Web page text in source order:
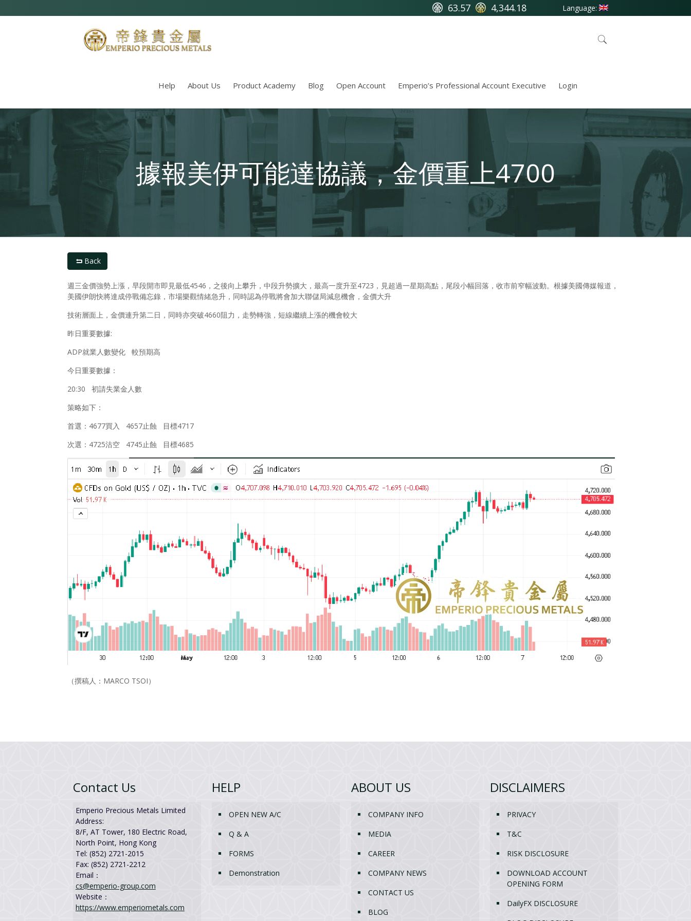
Language:
4,344.18
63.57
Help About Us Product Academy Blog Open Account Emperio’s Professional Account Executive Login
據報美伊可能達協議，金價重上4700
Back
週三金價強勢上漲，早段開市即見最低4546，之後向上攀升，中段升勢擴大，最高一度升至4723，見超過一星期高點，尾段小幅回落，收市前窄幅波動。根據美國傳媒報道，
美國伊朗快將達成停戰備忘錄，市場樂觀情緒急升，同時認為停戰將會加大聯儲局減息機會，金價大升
技術層面上，金價連升第二日，同時亦突破4660阻力，走勢轉強，短線繼續上漲的機會較大
昨日重要數據:
ADP就業人數變化 較預期高
今日重要數據：
20:30 初請失業金人數
策略如下：
首選：4677買入 4657止蝕 目標4717
次選：4725沽空 4745止蝕 目標4685
（撰稿人：MARCO TSOI）
Contact Us
Emperio Precious Metals Limited
Address:
8/F, AT Tower, 180 Electric Road,
North Point, Hong Kong
Tel: (852) 2721-2015
Fax: (852) 2721-2212
Email：
cs@emperio-group.com
Website：
https://www.emperiometals.com
HELP
OPEN NEW A/C
Q & A
FORMS
Demonstration
ABOUT US
COMPANY INFO
MEDIA
CAREER
COMPANY NEWS
CONTACT US
BLOG
DISCLAIMERS
PRIVACY
T&C
RISK DISCLOSURE
DOWNLOAD ACCOUNT
OPENING FORM
DailyFX DISCLOSURE